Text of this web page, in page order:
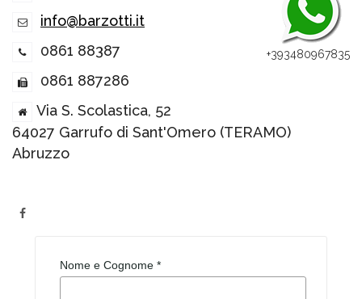
+393480967835
info@barzotti.it
0861 88387
0861 887286
Via S. Scolastica, 52
64027 Garrufo di Sant'Omero (TERAMO)
Abruzzo